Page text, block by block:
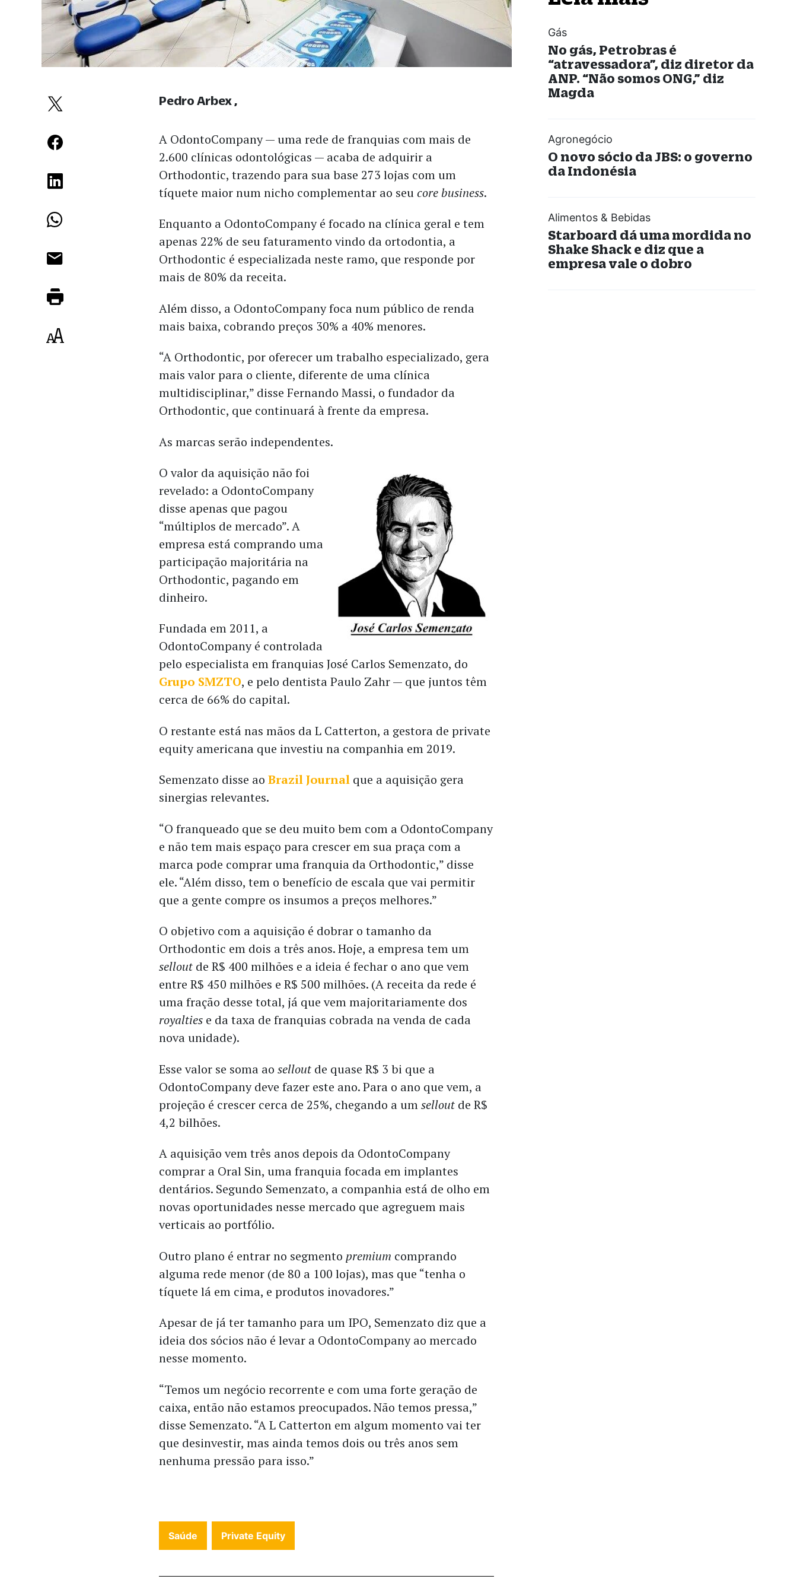
A OdontoCompany — uma rede de franquias com mais de
2.600 clínicas odontológicas — acaba de adquirir a
Orthodontic, trazendo para sua base 273 lojas com um
tíquete maior num nicho complementar ao seucore business.
Enquanto a OdontoCompany é focado na clínica geral e tem
apenas 22% de seu faturamento vindo da ortodontia, a
Orthodontic é especializada neste ramo, que responde por
mais de 80% da receita.
Além disso, a OdontoCompany foca num público de renda
mais baixa, cobrando preços 30% a 40% menores.
“A Orthodontic, por oferecer um trabalho especializado, gera
mais valor para o cliente, diferente de uma clínica
multidisciplinar,” disse Fernando Massi, o fundador da
Orthodontic, que continuará à frente da empresa.
As marcas serão independentes.
O valor da aquisição não foi
revelado: a OdontoCompany
disse apenas que pagou
“múltiplos de mercado”. A
empresa está comprando uma
participação majoritária na
Orthodontic, pagando em
dinheiro.
Fundada em 2011, a
OdontoCompany é controlada
pelo especialista em franquias José Carlos Semenzato, do
Grupo SMZTO, e pelo dentista Paulo Zahr — que juntos têm
cerca de 66% do capital.
O restante está nas mãos da L Catterton, a gestora de private
equity americana que investiu na companhia em 2019.
Semenzato disse aoBrazil Journal que a aquisição gera
sinergias relevantes.
“O franqueado que se deu muito bem com a OdontoCompany
e não tem mais espaço para crescer em sua praça com a
marca pode comprar uma franquia da Orthodontic,” disse
ele. “Além disso, tem o benefício de escala que vai permitir
que a gente compre os insumos a preços melhores.”
O objetivo com a aquisição é dobrar o tamanho da
Orthodontic em dois a três anos. Hoje, a empresa tem um
sellout de R$ 400 milhões e a ideia é fechar o ano que vem
entre R$ 450 milhões e R$ 500 milhões. (A receita da rede é
uma fração desse total, já que vem majoritariamente dos
royalties e da taxa de franquias cobrada na venda de cada
nova unidade).
Esse valor se soma aosellout de quase R$ 3 bi que a
OdontoCompany deve fazer este ano. Para o ano que vem, a
projeção é crescer cerca de 25%, chegando a umsellout de R$
4,2 bilhões.
A aquisição vem três anos depois da OdontoCompany
comprar a Oral Sin, uma franquia focada em implantes
dentários. Segundo Semenzato, a companhia está de olho em
novas oportunidades nesse mercado que agreguem mais
verticais ao portfólio.
Outro plano é entrar no segmento premium comprando
alguma rede menor (de 80 a 100 lojas), mas que “tenha o
tíquete lá em cima, e produtos inovadores.”
Apesar de já ter tamanho para um IPO, Semenzato diz que a
ideia dos sócios não é levar a OdontoCompany ao mercado
nesse momento.
“Temos um negócio recorrente e com uma forte geração de
caixa, então não estamos preocupados. Não temos pressa,”
disse Semenzato. “A L Catterton em algum momento vai ter
que desinvestir, mas ainda temos dois ou três anos sem
nenhuma pressão para isso.”
Pedro Arbex
Saúde Private Equity
Gás
No gás, Petrobras é
“atravessadora”, diz diretor da
ANP. “Não somos ONG,” diz
Magda
Agronegócio
O novo sócio da JBS: o governo
da Indonésia
Alimentos & Bebidas
Starboard dá uma mordida no
Shake Shack e diz que a
empresa vale o dobro